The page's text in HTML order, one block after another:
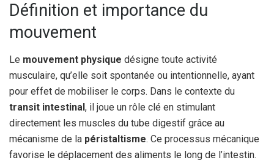
Définition et importance du
mouvement
Le mouvement physique désigne toute activité
musculaire, qu’elle soit spontanée ou intentionnelle, ayant
pour effet de mobiliser le corps. Dans le contexte du
transit intestinal, il joue un rôle clé en stimulant
directement les muscles du tube digestif grâce au
mécanisme de la péristaltisme. Ce processus mécanique
favorise le déplacement des aliments le long de l’intestin.